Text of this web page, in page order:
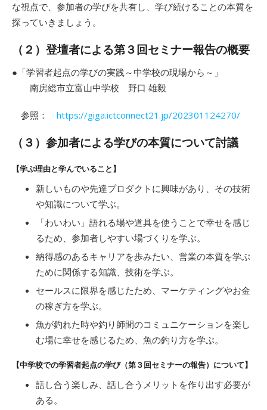
な視点で、参加者の学びを共有し、学び続けることの本質を
探っていきましょう。
（２）登壇者による第３回セミナー報告の概要
●「学習者起点の学びの実践～中学校の現場から～」
南房総市立富山中学校 野口 雄毅
参照： https://giga.ictconnect21.jp/202301124270/
（３）参加者による学びの本質について討議
【学ぶ理由と学んでいること】
新しいものや先達プロダクトに興味があり、その技術
や知識について学ぶ。
「わいわい」語れる場や道具を使うことで幸せを感じ
るため、参加者しやすい場づくりを学ぶ。
納得感のあるキャリアを歩みたい、営業の本質を学ぶ
ために関係する知識、技術を学ぶ。
セールスに限界を感じたため、マーケティングやお金
の稼ぎ方を学ぶ。
魚が釣れた時や釣り師間のコミュニケーションを楽し
む場に幸せを感じるため、魚の釣り方を学ぶ。
【中学校での学習者起点の学び（第３回セミナーの報告）について】
話し合う楽しみ、話し合うメリットを作り出す必要が
ある。